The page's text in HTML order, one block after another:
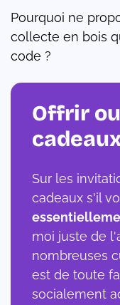
Pourquoi ne
collecte en bois
code ?
Offrir
Sur les
cadeaux s'il
moi juste de
nombreuses
est de toute
socialement